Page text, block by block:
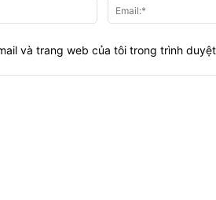
Tên:*
và trang web của tôi trong trình